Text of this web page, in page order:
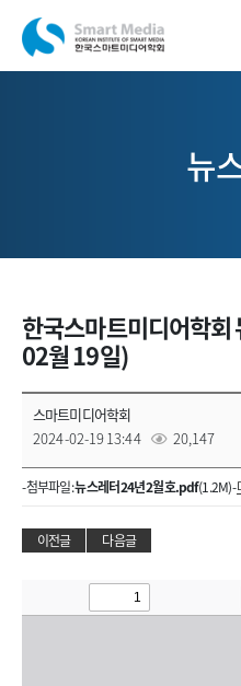
뉴
한국스마트미디어학
02월 19일)
스마트미디어학회
2024-02-19 13:44
20,147
- 첨부파일 :뉴스레터 24년 2월호.pdf(1.2M) -
이전글 다음글